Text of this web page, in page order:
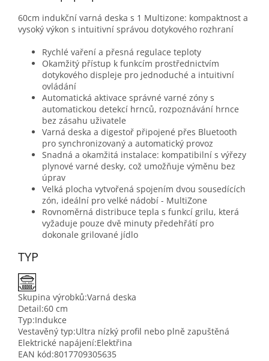
60cm indukční varná deska s 1 Multizone: kompaktnost a
vysoký výkon s intuitivní správou dotykového rozhraní
Rychlé vaření a přesná regulace teploty
Okamžitý přístup k funkcím prostřednictvím
dotykového displeje pro jednoduché a intuitivní
ovládání
Automatická aktivace správné varné zóny s
automatickou detekcí hrnců, rozpoznávání hrnce
bez zásahu uživatele
Varná deska a digestoř připojené přes Bluetooth
pro synchronizovaný a automatický provoz
Snadná a okamžitá instalace: kompatibilní s výřezy
plynové varné desky, což umožňuje výměnu bez
úprav
Velká plocha vytvořená spojením dvou sousedících
zón, ideální pro velké nádobí - MultiZone
Rovnoměrná distribuce tepla s funkcí grilu, která
vyžaduje pouze dvě minuty předehřátí pro
dokonale grilované jídlo
TYP
Skupina výrobků:Varná deska
Detail:60 cm
Typ:Indukce
Vestavěný typ:Ultra nízký profil nebo plně zapuštěná
Elektrické napájení:Elektřina
EAN kód:8017709305635